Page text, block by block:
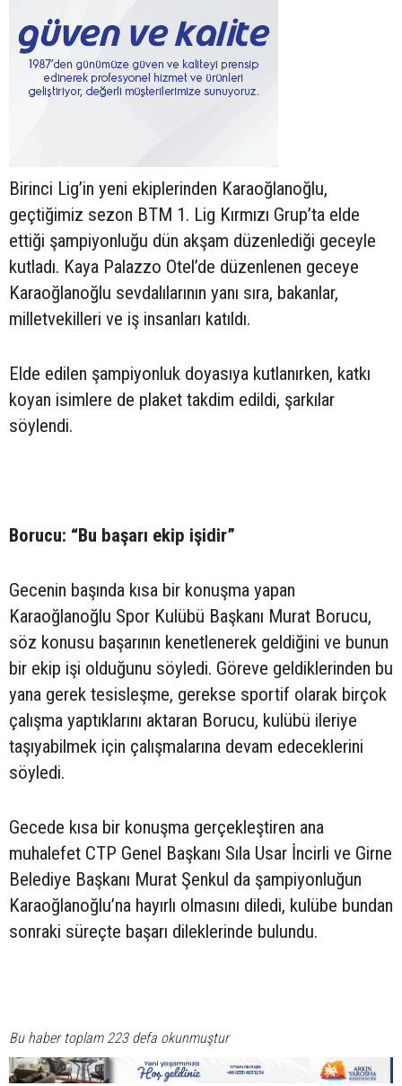
Birinci Lig’in yeni ekiplerinden Karaoğlanoğlu,
geçtiğimiz sezon BTM 1. Lig Kırmızı Grup’ta elde
ettiği şampiyonluğu dün akşam düzenlediği geceyle
kutladı. Kaya Palazzo Otel’de düzenlenen geceye
Karaoğlanoğlu sevdalılarının yanı sıra, bakanlar,
milletvekilleri ve iş insanları katıldı.
Elde edilen şampiyonluk doyasıya kutlanırken, katkı
koyan isimlere de plaket takdim edildi, şarkılar
söylendi.
Borucu: “Bu başarı ekip işidir”
Gecenin başında kısa bir konuşma yapan
Karaoğlanoğlu Spor Kulübü Başkanı Murat Borucu,
söz konusu başarının kenetlenerek geldiğini ve bunun
bir ekip işi olduğunu söyledi. Göreve geldiklerinden bu
yana gerek tesisleşme, gerekse sportif olarak birçok
çalışma yaptıklarını aktaran Borucu, kulübü ileriye
taşıyabilmek için çalışmalarına devam edeceklerini
söyledi.
Gecede kısa bir konuşma gerçekleştiren ana
muhalefet CTP Genel Başkanı Sıla Usar İncirli ve Girne
Belediye Başkanı Murat Şenkul da şampiyonluğun
Karaoğlanoğlu’na hayırlı olmasını diledi, kulübe bundan
sonraki süreçte başarı dileklerinde bulundu.
Bu haber toplam 223 defa okunmuştur